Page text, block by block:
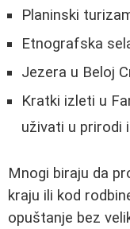
Planinski
Etnografska
Jezera u Beloj
Kratki izleti u
uživati u prirodi
Mnogi biraju da
kraju ili kod
opuštanje bez